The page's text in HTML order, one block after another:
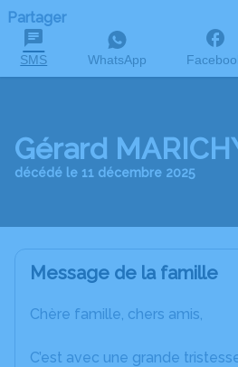
Partager
SMS WhatsApp
Gérard
décédé le 11 décembre 2025
Message de la famille
Chère famille, chers amis,
C’est avec une grande